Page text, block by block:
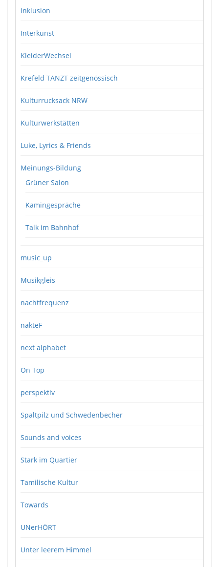
Inklusion
Interkunst
KleiderWechsel
Krefeld TANZT zeitgenössisch
Kulturrucksack NRW
Kulturwerkstätten
Luke, Lyrics & Friends
Meinungs-Bildung
Grüner Salon
Kamingespräche
Talk im Bahnhof
music_up
Musikgleis
nachtfrequenz
nakteF
next alphabet
On Top
perspektiv
Spaltpilz und Schwedenbecher
Sounds and voices
Stark im Quartier
Tamilische Kultur
Towards
UNerHÖRT
Unter leerem Himmel